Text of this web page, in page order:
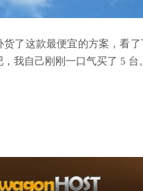
货了这款最便宜的方案，看
我自己刚刚一口气买了 5 台。